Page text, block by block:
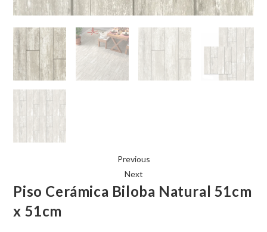
Previous
Next
Piso Cerámica Biloba Natural 51cm
x 51cm